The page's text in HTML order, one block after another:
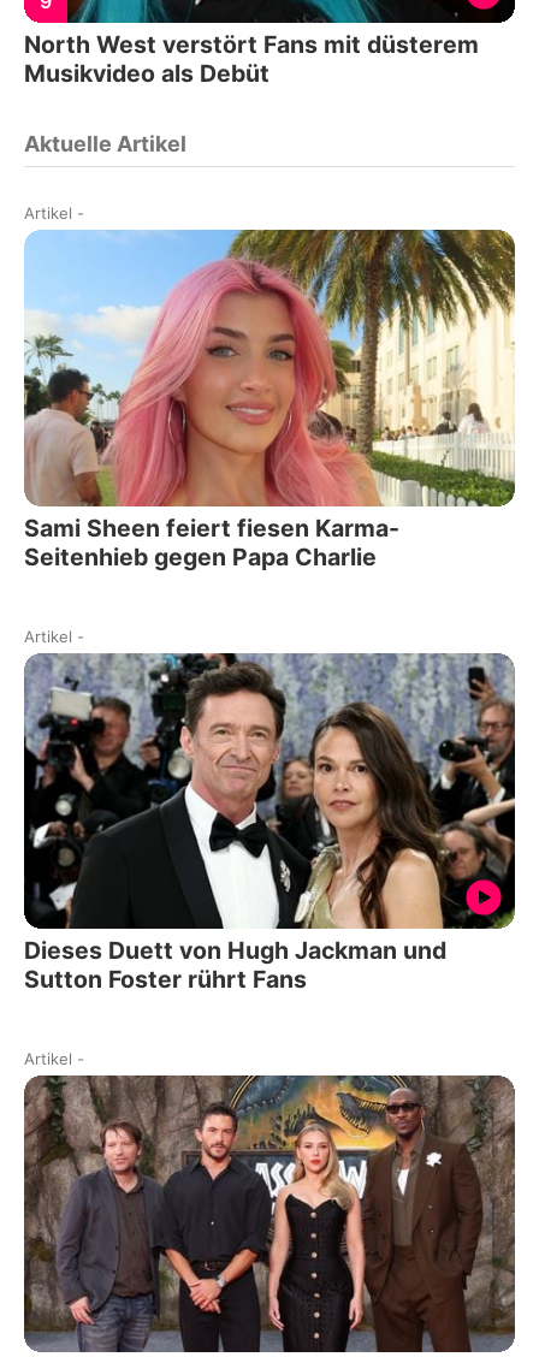
North West verstört Fans mit düsterem
Musikvideo als Debüt
Aktuelle Artikel
Artikel -
Sami Sheen feiert fiesen Karma-
Seitenhieb gegen Papa Charlie
Artikel -
Dieses Duett von Hugh Jackman und
Sutton Foster rührt Fans
Artikel -